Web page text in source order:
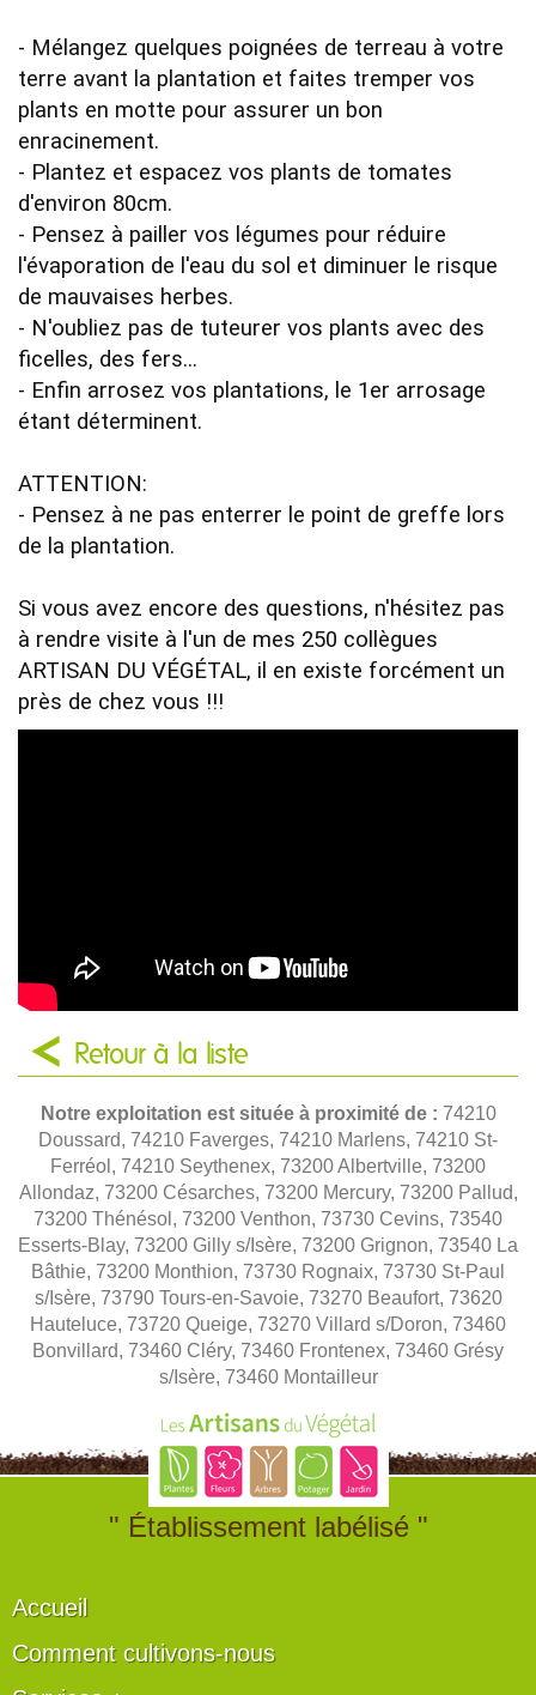
- Mélangez quelques poignées de terreau à votre
terre avant la plantation et faites tremper vos
plants en motte pour assurer un bon
enracinement.
- Plantez et espacez vos plants de tomates
d'environ 80cm.
- Pensez à pailler vos légumes pour réduire
l'évaporation de l'eau du sol et diminuer le risque
de mauvaises herbes.
- N'oubliez pas de tuteurer vos plants avec des
ficelles, des fers...
- Enfin arrosez vos plantations, le 1er arrosage
étant déterminent.
ATTENTION:
- Pensez à ne pas enterrer le point de greffe lors
de la plantation.
Si vous avez encore des questions, n'hésitez pas
à rendre visite à l'un de mes 250 collègues
ARTISAN DU VÉGÉTAL, il en existe forcément un
près de chez vous !!!
Retour à la liste
Notre exploitation est située à proximité de : 74210
Doussard, 74210 Faverges, 74210 Marlens, 74210 St-
Ferréol, 74210 Seythenex, 73200 Albertville, 73200
Allondaz, 73200 Césarches, 73200 Mercury, 73200 Pallud,
73200 Thénésol, 73200 Venthon, 73730 Cevins, 73540
Esserts-Blay, 73200 Gilly s/Isère, 73200 Grignon, 73540 La
Bâthie, 73200 Monthion, 73730 Rognaix, 73730 St-Paul
s/Isère, 73790 Tours-en-Savoie, 73270 Beaufort, 73620
Hauteluce, 73720 Queige, 73270 Villard s/Doron, 73460
Bonvillard, 73460 Cléry, 73460 Frontenex, 73460 Grésy
s/Isère, 73460 Montailleur
" Établissement labélisé "
Accueil
Comment cultivons-nous